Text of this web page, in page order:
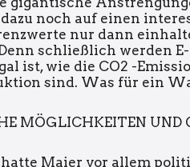
noch auf einen
nur dann
schließlich werden
ist, wie die CO2 -
sind. Was für ein
MÖGLICHKEITEN UND
Maier vor allem